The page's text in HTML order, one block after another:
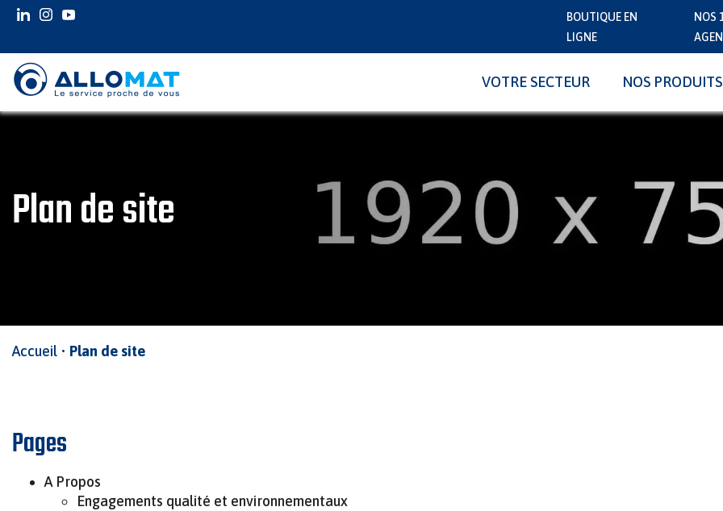
INSTAGRAM
INSTAGRAM
BOUTIQUE EN
LIGNE
NOS
VOTRE SECTEUR NOS PRODUITS
Plan de site
Accueil • Plan de site
Pages
A Propos
Engagements qualité et environnementaux